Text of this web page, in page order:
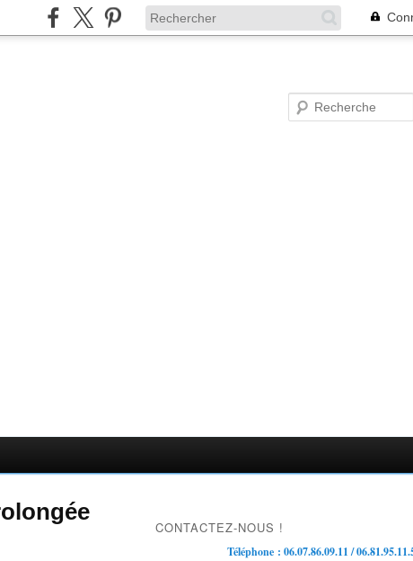
CONTACTEZ-NOUS !
Téléphone : 06.07.86.09.11 /